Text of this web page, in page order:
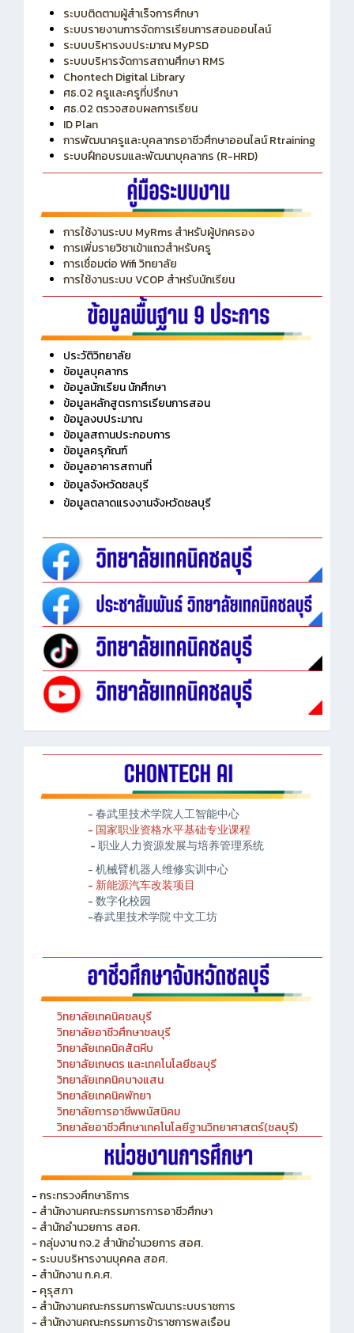
ระบบติดตามผู้สำเร็จการศึกษา
ระบบรายงานการจัดการเรียนการสอนออนไลน์
ระบบบริหารงบประมาณ MyPSD
ระบบบริหารจัดการสถานศึกษา RMS
Chontech Digital Library
ศธ.02 ครูและครูที่ปรึกษา
ศธ.02 ตรวจสอบผลการเรียน
ID Plan
การพัฒนาครูและบุคลากรอาชีวศึกษาออนไลน์ Rtraining
ระบบฝึกอบรมและพัฒนาบุคลากร (R-HRD)
การใช้งานระบบ MyRms สำหรับผู้ปกครอง
การเพิ่มรายวิชาเข้าแถวสำหรับครู
การเชื่อมต่อ Wifi วิทยาลัย
การใช้งานระบบ VCOP สำหรับนักเรียน
ประวัติวิทยาลัย
ข้อมูลบุคลากร
ข้อมูลนักเรียน นักศึกษา
ข้อมูลหลักสูตรการเรียนการสอน
ข้อมูลงบประมาณ
ข้อมูลสถานประกอบการ
ข้อมูลครุภัณฑ์
ข้อมูลอาคารสถานที่
ข้อมูลจังหวัดชลบุรี
- 春武里技术学院人工智能中心
- 国家职业资格水平基础专业课程
- 职业人力资源发展与培养管理系统
- 机械臂机器人维修实训中心
- 新能源汽车改装项目
- 数字化校园
วิทยาลัยเทคนิคชลบุรี
วิทยาลัยอาชีวศึกษาชลบุรี
วิทยาลัยเทคนิคสัตหีบ
วิทยาลัยเกษตร และเทคโนโลยีชลบุรี
วิทยาลัยเทคนิคบางแสน
วิทยาลัยเทคนิคพัทยา
วิทยาลัยการอาชีพพนัสนิคม
วิทยาลัยอาชีวศึกษาเทคโนโลยีฐานวิทยาศาสตร์(ชลบุรี)
- กระทรวงศึกษาธิการ
- สำนักงานคณะกรรมการการอาชีวศึกษา
- สำนักอำนวยการ สอศ.
- กลุ่มงาน กจ.2 สำนักอำนวยการ สอศ.
- ระบบบริหารงานบุคคล สอศ.
- สำนักงาน ก.ค.ศ.
- คุรุสภา
- สำนักงานคณะกรรมการพัฒนาระบบราชการ